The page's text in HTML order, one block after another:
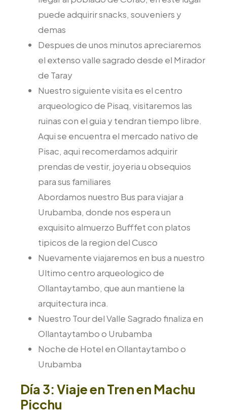
puede adquirir snacks, souveniers y
demas
Despues de unos minutos apreciaremos
el extenso valle sagrado desde el Mirador
de Taray
Nuestro siguiente visita es el centro
arqueologico de Pisaq, visitaremos las
ruinas con el guia y tendran tiempo libre.
Aqui se encuentra el mercado nativo de
Pisac, aqui recomerdamos adquirir
prendas de vestir, joyeria u obsequios
para sus familiares
Abordamos nuestro Bus para viajar a
Urubamba, donde nos espera un
exquisito almuerzo Bufffet con platos
tipicos de la region del Cusco
Nuevamente viajaremos en bus a nuestro
Ultimo centro arqueologico de
Ollantaytambo, que aun mantiene la
arquitectura inca.
Nuestro Tour del Valle Sagrado finaliza en
Ollantaytambo o Urubamba
Noche de Hotel en Ollantaytambo o
Urubamba
Día 3: Viaje en Tren en Machu
Picchu